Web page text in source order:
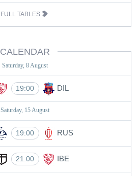
FULL TABLES
CALENDAR
Saturday, 8 August
19:00 DIL
Saturday, 15 August
19:00 RUS
21:00 IBE